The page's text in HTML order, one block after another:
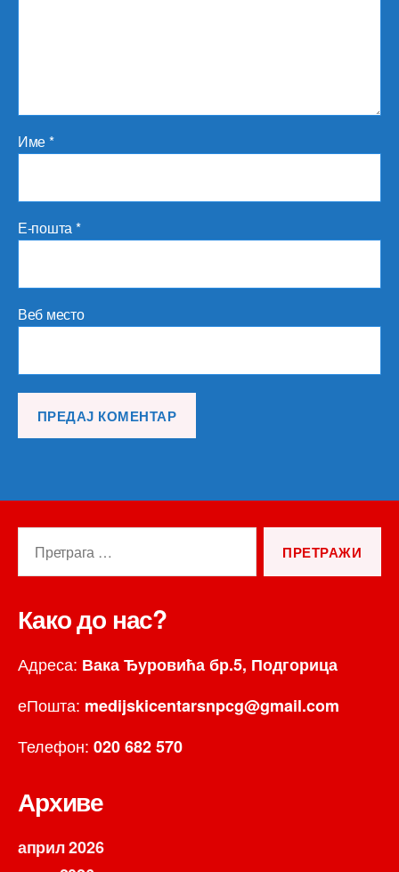
Име*
Е-пошта*
Веб место
Како до нас?
Адреса: Вака Ђуровића бр.5, Подгорица
еПошта: medijskicentarsnpcg@gmail.com
Телефон: 020 682 570
Архиве
април 2026